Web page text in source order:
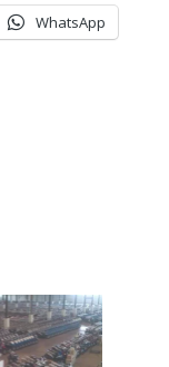
WhatsApp